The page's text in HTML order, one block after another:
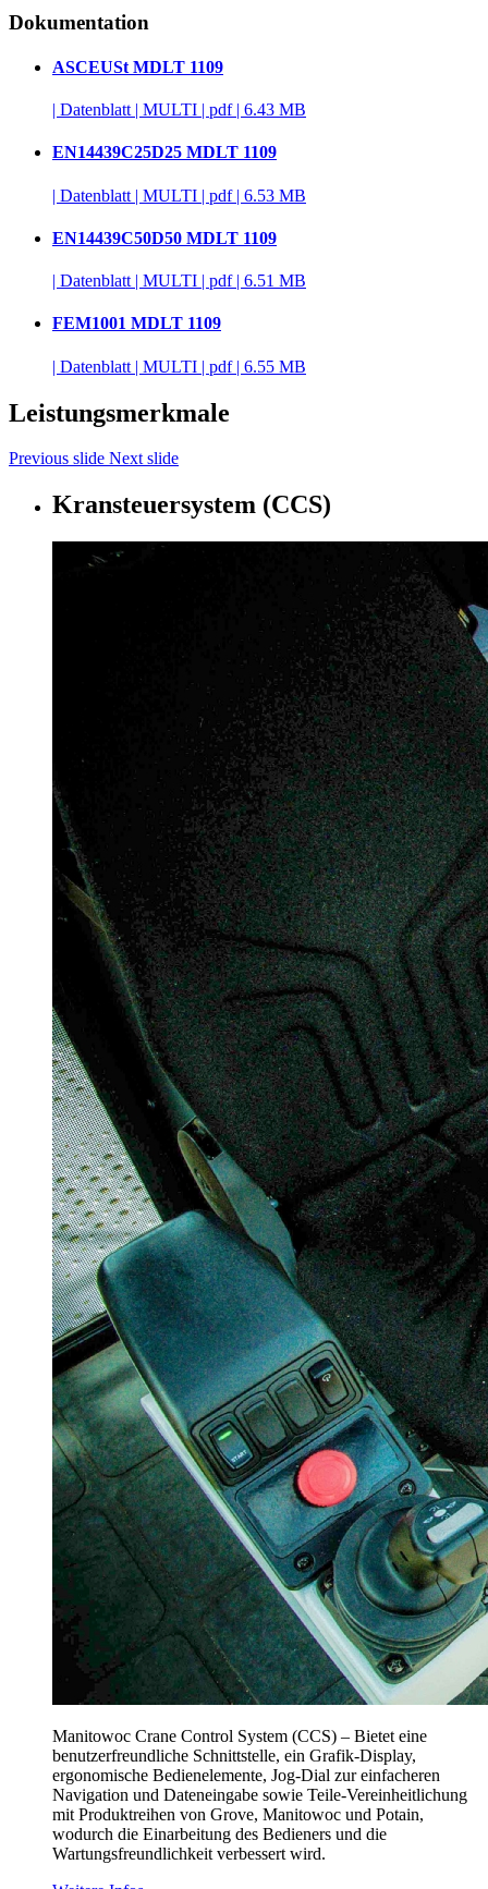
Dokumentation
ASCEUSt MDLT 1109
| Datenblatt | MULTI | pdf | 6.43 MB
EN14439C25D25 MDLT 1109
| Datenblatt | MULTI | pdf | 6.53 MB
EN14439C50D50 MDLT 1109
| Datenblatt | MULTI | pdf | 6.51 MB
FEM1001 MDLT 1109
| Datenblatt | MULTI | pdf | 6.55 MB
Leistungsmerkmale
Previous slide Next slide
Kransteuersystem (CCS)
Manitowoc Crane Control System (CCS) – Bietet eine
benutzerfreundliche Schnittstelle, ein Grafik-Display,
ergonomische Bedienelemente, Jog-Dial zur einfacheren
Navigation und Dateneingabe sowie Teile-Vereinheitlichung
mit Produktreihen von Grove, Manitowoc und Potain,
wodurch die Einarbeitung des Bedieners und die
Wartungsfreundlichkeit verbessert wird.